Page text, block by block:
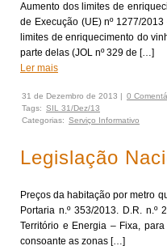
Aumento dos limites de
de Execução (UE) nº 1277/
limites de enriquecimento do
parte delas (JOL nº 329 de […]
Ler mais
31 de Dezembro de 2013 | 0
Tags: SIL 31/Dez/13
Categorias: Serviço Informativo
Legislação
Preços da habitação por metro
Portaria n.º 353/2013. D.R.
Território e Energia – Fixa,
consoante as zonas […]